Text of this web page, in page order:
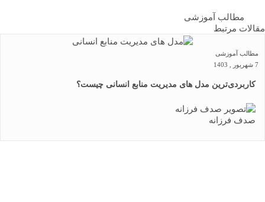
مطالب آموزشی
مقالات مرتبط
مطالب آموزشی
7 شهریور , 1403
کاربردی‌ترین مدل های مدیریت منابع انسانی چیست؟
صدف فرزانه